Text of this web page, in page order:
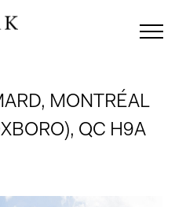
MONTRÉAL
QC H9A